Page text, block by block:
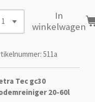
In
winkelwagen
511a
Tec gc30
20-60l